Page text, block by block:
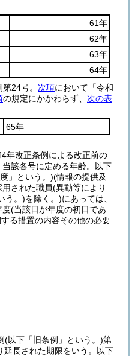
61年
62年
63年
64年
24号。 次項において「令和
の規定にかかわらず、 次の表
65年
年改正条例による改正前の
該各号に定める年齢。以下
」という。)(情報の提供及
された職員(異動等により
う。)を除く。)にあっては、
度(当該日が年度の初日であ
る措置の内容その他の必要
(以下「旧条例」という。)第
長された期限をいう。以下